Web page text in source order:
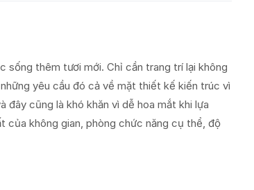
sống thêm tươi mới. Chỉ cần trang trí lại không
yêu cầu đó cả về mặt thiết kế kiến trúc vì
đây cũng là khó khăn vì dễ hoa mắt khi lựa
của không gian, phòng chức năng cụ thể, độ